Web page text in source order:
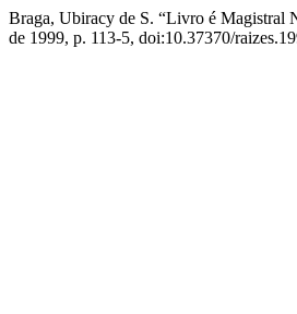
Braga, Ubiracy de S. “Livro é Magistral
de 1999, p. 113-5, doi:10.37370/